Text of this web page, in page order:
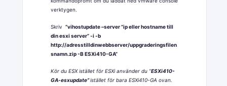
verktygen.
Skriv ”vihostupdate –server ”ip eller hostname till
din esxi server” -i -b
http://adresstilldinwebbserver/uppgraderingsfilen
snamn.zip -B ESXi410-GA”
Kör du ESX istället för ESXi använder du ”ESXi410-
GA-esxupdate”istället för bara ESXi410-GA ovan.